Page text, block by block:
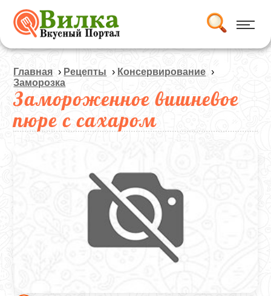
Главная › Рецепты › Консервирование ›
Заморозка
Замороженное вишневое
пюре с сахаром